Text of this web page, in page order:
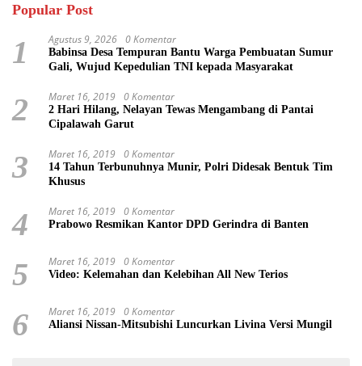
Popular Post
1 Agustus 9, 2026 0 Komentar
Babinsa Desa Tempuran Bantu Warga Pembuatan Sumur
Gali, Wujud Kepedulian TNI kepada Masyarakat
2 Maret 16, 2019 0 Komentar
2 Hari Hilang, Nelayan Tewas Mengambang di Pantai
Cipalawah Garut
3 Maret 16, 2019 0 Komentar
14 Tahun Terbunuhnya Munir, Polri Didesak Bentuk Tim
Khusus
4 Maret 16, 2019 0 Komentar
Prabowo Resmikan Kantor DPD Gerindra di Banten
5 Maret 16, 2019 0 Komentar
Video: Kelemahan dan Kelebihan All New Terios
6 Maret 16, 2019 0 Komentar
Aliansi Nissan-Mitsubishi Luncurkan Livina Versi Mungil